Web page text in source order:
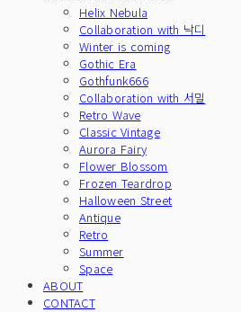
Helix Nebula
Collaboration with 낙디
Winter is coming
Gothic Era
Gothfunk666
Collaboration with 서밀
Retro Wave
Classic Vintage
Aurora Fairy
Flower Blossom
Frozen Teardrop
Halloween Street
Antique
Retro
Summer
Space
ABOUT
CONTACT